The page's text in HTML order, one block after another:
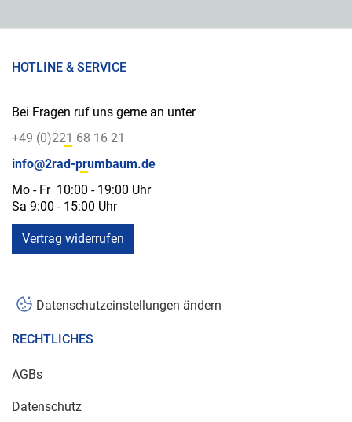
HOTLINE & SERVICE
Bei Fragen ruf uns gerne an unter
+49 (0)221 68 16 21
info@2rad-prumbaum.de
Mo - Fr 10:00 - 19:00 Uhr
Sa 9:00 - 15:00 Uhr
Vertrag widerrufen
Datenschutzeinstellungen ändern
RECHTLICHES
AGBs
Datenschutz